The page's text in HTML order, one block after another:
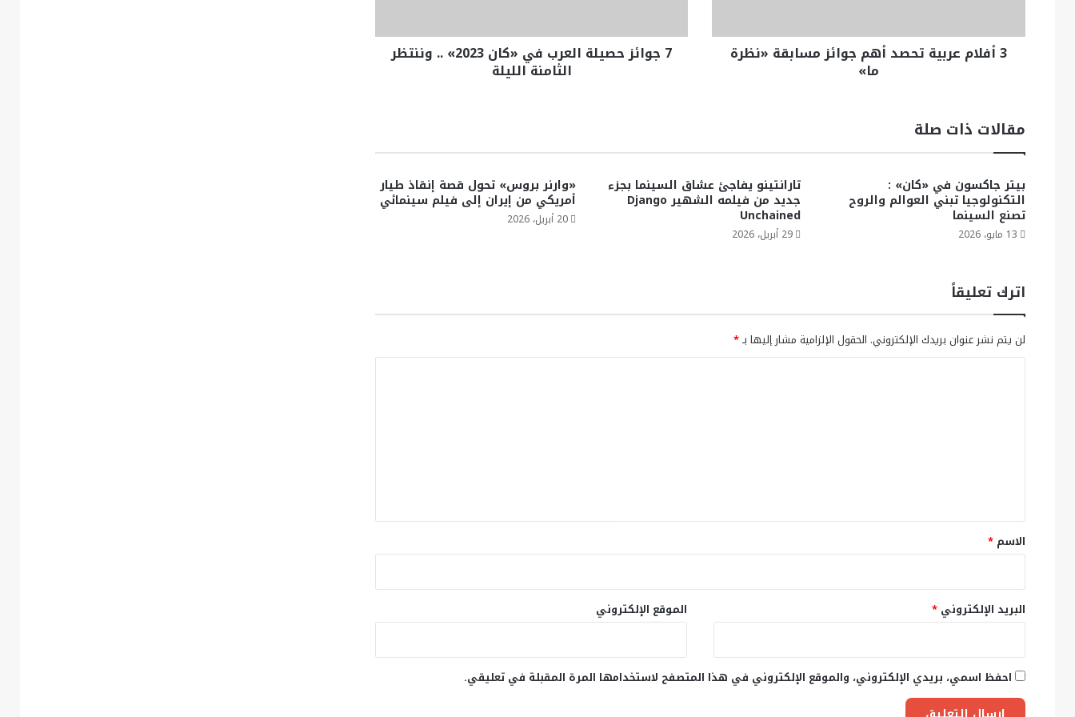
3 أفلام عربية تحصد أهم جوائز مسابقة «نظرة
ما»
7 جوائز حصيلة العرب في «كان 2023» .. وننتظر
الثامنة الليلة
مقالات ذات صلة
بيتر جاكسون في «كان» :
التكنولوجيا تبني العوالم والروح
تصنع السينما
13 مايو، 2026
تارانتينو يفاجئ عشاق السينما بجزء
جديد من فيلمه الشهير Django
Unchained
29 أبريل، 2026
«وارنر بروس» تحول قصة إنقاذ طيار
أمريكي من إيران إلى فيلم سينمائي
20 أبريل، 2026
اترك تعليقاً
لن يتم نشر عنوان بريدك الإلكتروني. الحقول الإلزامية مشار إليها بـ*
*
الاسم *
البريد الإلكتروني * الموقع الإلكتروني
احفظ اسمي، بريدي الإلكتروني، والموقع الإلكتروني في هذا المتصفح لاستخدامها المرة المقبلة في تعليقي.